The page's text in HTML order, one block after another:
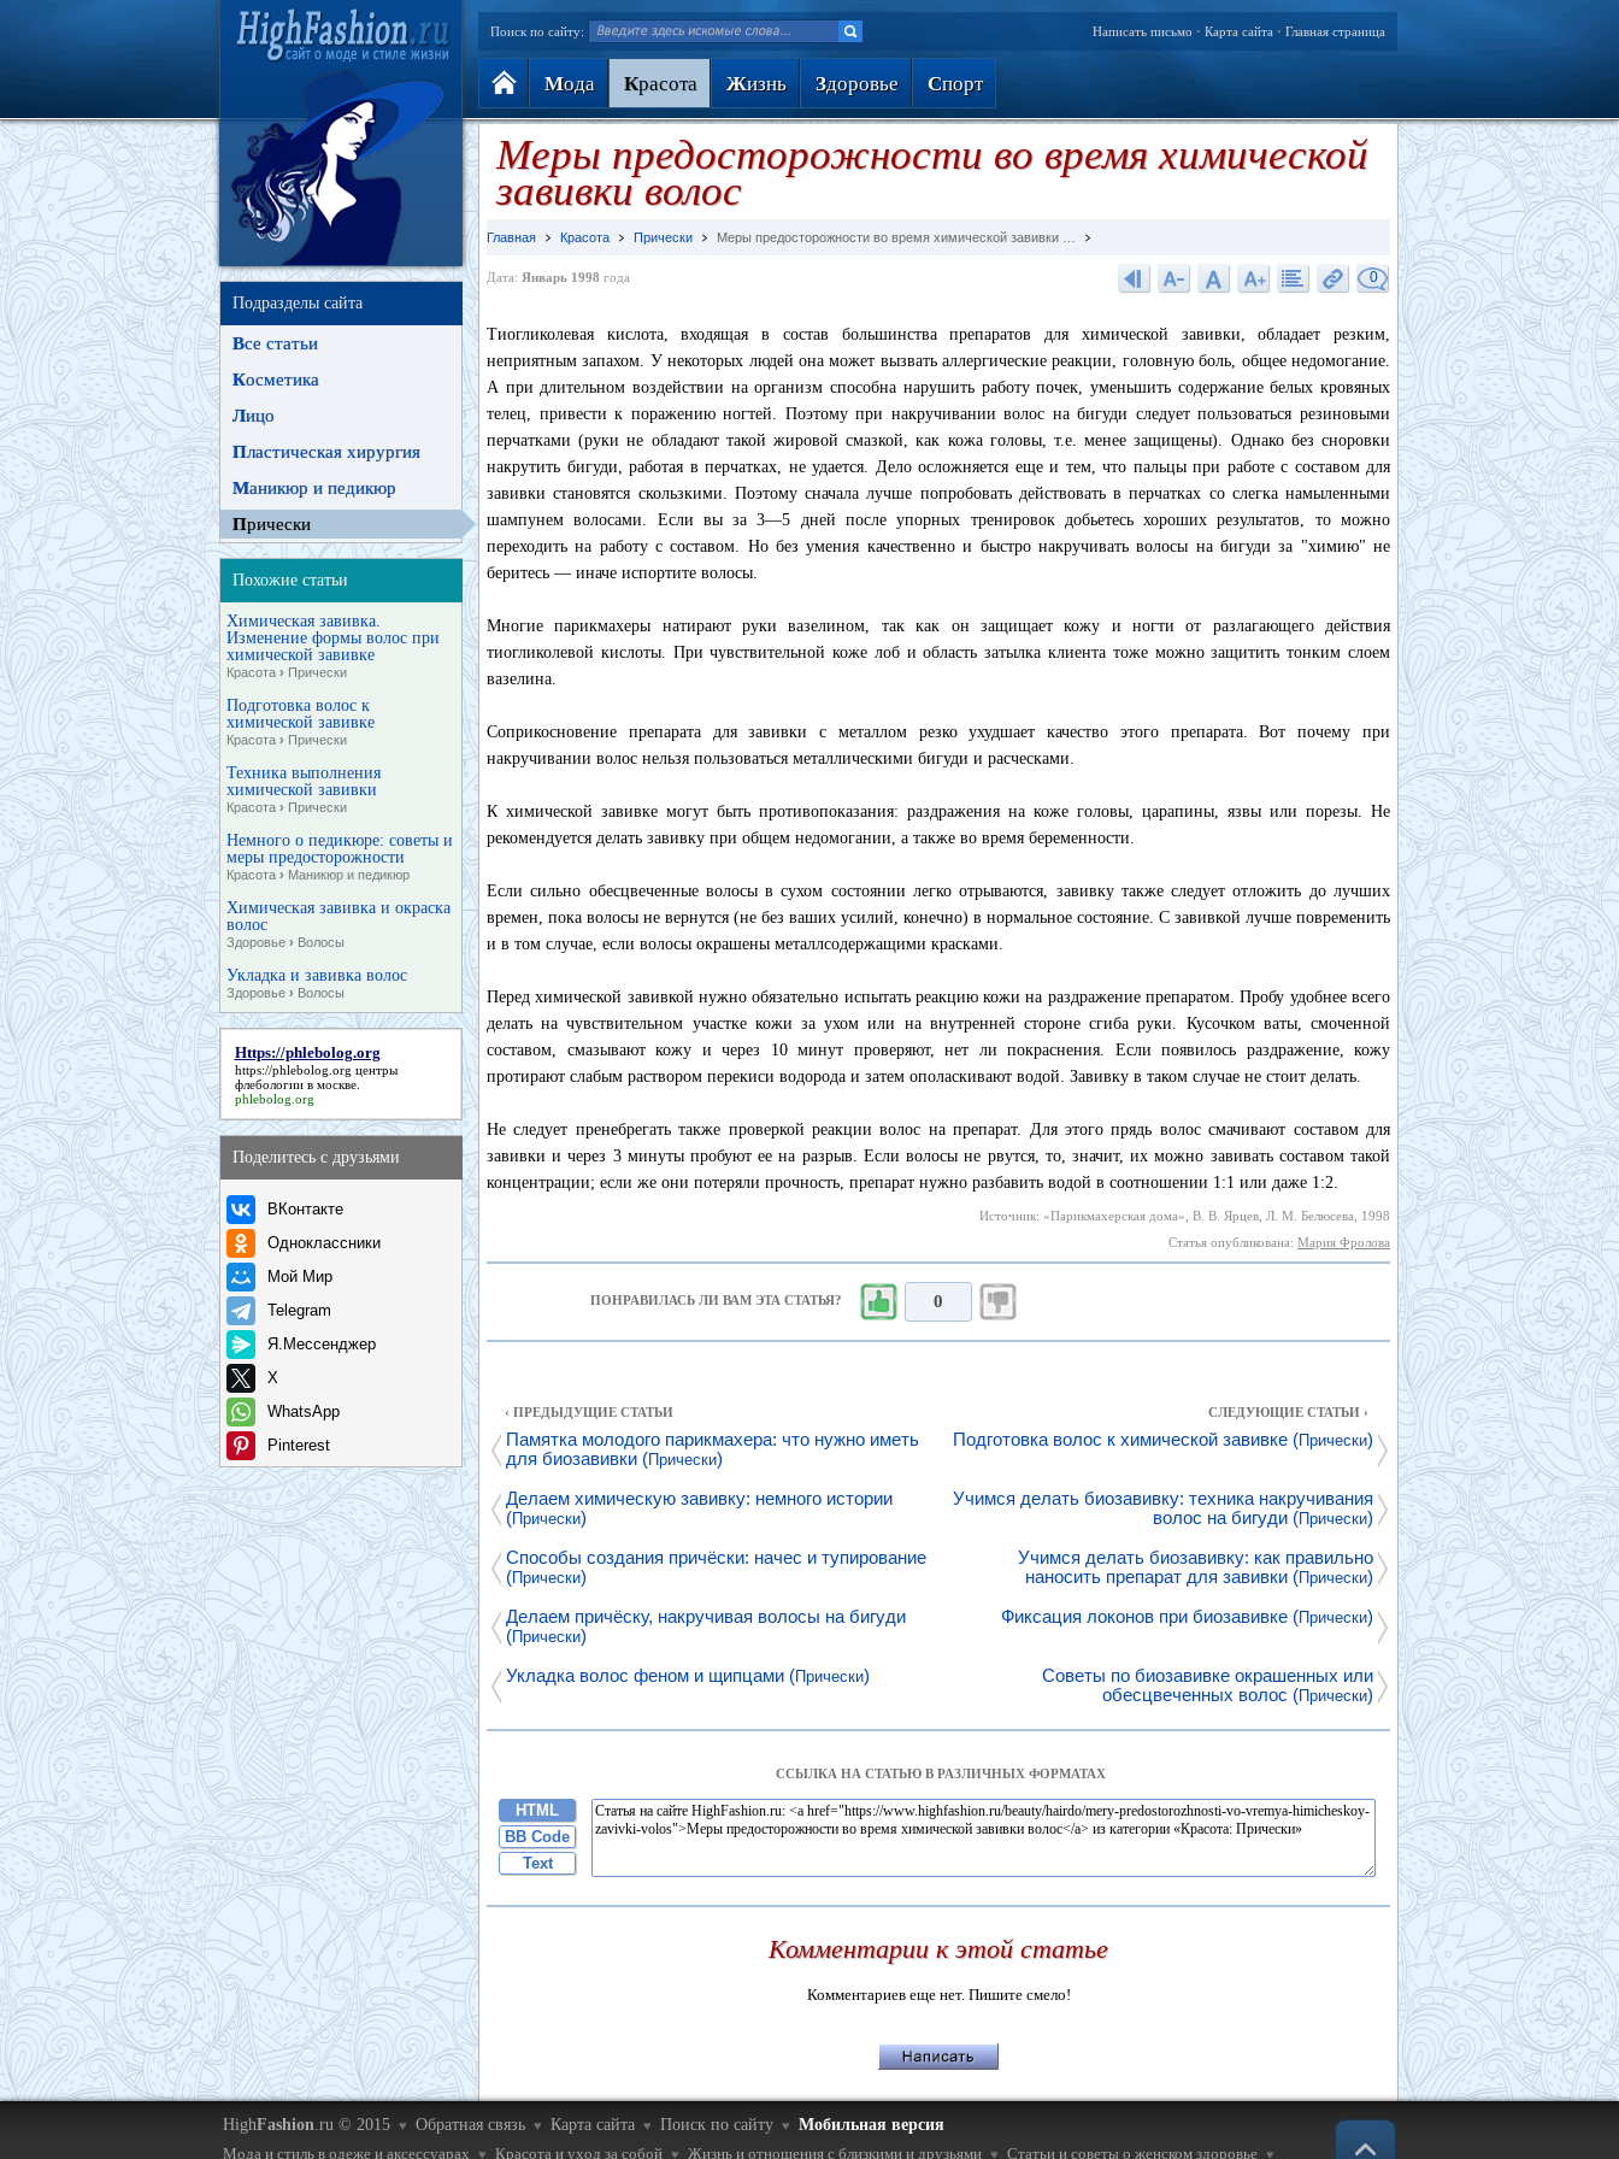
Поиск по сайту: Написать письмо • Карта сайта • Главная страница
Мода Красота Жизнь Здоровье Спорт
Подразделы сайта
Все статьи
Косметика
Лицо
Пластическая хирургия
Маникюр и педикюр
Прически
Похожие статьи
Химическая завивка.
Изменение формы волос при
химической завивке
Красота › Прически
Подготовка волос к
химической завивке
Красота › Прически
Техника выполнения
химической завивки
Красота › Прически
Немного о педикюре: советы и
меры предосторожности
Красота › Маникюр и педикюр
Химическая завивка и окраска
волос
Здоровье › Волосы
Укладка и завивка волос
Здоровье › Волосы
Https://phlebolog.org
https://phlebolog.org центры
флебологии в москве.
phlebolog.org
Поделитесь с друзьями
ВКонтакте
Одноклассники
Мой Мир
Telegram
Я.Мессенджер
X
WhatsApp
Pinterest
Меры предосторожности во время химической
завивки волос
Главная Красота Прически Меры предосторожности во время химической завивки …
Дата: Январь 1998 года 0
Тиогликолевая кислота, входящая в состав большинства препаратов для химической завивки, обладает резким,
неприятным запахом. У некоторых людей она может вызвать аллергические реакции, головную боль, общее недомогание.
А при длительном воздействии на организм способна нарушить работу почек, уменьшить содержание белых кровяных
телец, привести к поражению ногтей. Поэтому при накручивании волос на бигуди следует пользоваться резиновыми
перчатками (руки не обладают такой жировой смазкой, как кожа головы, т.е. менее защищены). Однако без сноровки
накрутить бигуди, работая в перчатках, не удается. Дело осложняется еще и тем, что пальцы при работе с составом для
завивки становятся скользкими. Поэтому сначала лучше попробовать действовать в перчатках со слегка намыленными
шампунем волосами. Если вы за 3—5 дней после упорных тренировок добьетесь хороших результатов, то можно
переходить на работу с составом. Но без умения качественно и быстро накручивать волосы на бигуди за "химию" не
беритесь — иначе испортите волосы.
Многие парикмахеры натирают руки вазелином, так как он защищает кожу и ногти от разлагающего действия
тиогликолевой кислоты. При чувствительной коже лоб и область затылка клиента тоже можно защитить тонким слоем
вазелина.
Соприкосновение препарата для завивки с металлом резко ухудшает качество этого препарата. Вот почему при
накручивании волос нельзя пользоваться металлическими бигуди и расческами.
К химической завивке могут быть противопоказания: раздражения на коже головы, царапины, язвы или порезы. Не
рекомендуется делать завивку при общем недомогании, а также во время беременности.
Если сильно обесцвеченные волосы в сухом состоянии легко отрываются, завивку также следует отложить до лучших
времен, пока волосы не вернутся (не без ваших усилий, конечно) в нормальное состояние. С завивкой лучше повременить
и в том случае, если волосы окрашены металлсодержащими красками.
Перед химической завивкой нужно обязательно испытать реакцию кожи на раздражение препаратом. Пробу удобнее всего
делать на чувствительном участке кожи за ухом или на внутренней стороне сгиба руки. Кусочком ваты, смоченной
составом, смазывают кожу и через 10 минут проверяют, нет ли покраснения. Если появилось раздражение, кожу
протирают слабым раствором перекиси водорода и затем ополаскивают водой. Завивку в таком случае не стоит делать.
Не следует пренебрегать также проверкой реакции волос на препарат. Для этого прядь волос смачивают составом для
завивки и через 3 минуты пробуют ее на разрыв. Если волосы не рвутся, то, значит, их можно завивать составом такой
концентрации; если же они потеряли прочность, препарат нужно разбавить водой в соотношении 1:1 или даже 1:2.
Источник: «Парикмахерская дома», В. В. Ярцев, Л. М. Белюсева, 1998
Статья опубликована: Мария Фролова
ПОНРАВИЛАСЬ ЛИ ВАМ ЭТА СТАТЬЯ? 0
‹ ПРЕДЫДУЩИЕ СТАТЬИ
Памятка молодого парикмахера: что нужно иметь
для биозавивки ( Прически)
Делаем химическую завивку: немного истории
( Прически)
Способы создания причёски: начес и тупирование
( Прически)
Делаем причёску, накручивая волосы на бигуди
( Прически)
Укладка волос феном и щипцами ( Прически)
СЛЕДУЮЩИЕ СТАТЬИ ›
Подготовка волос к химической завивке ( Прически)
Учимся делать биозавивку: техника накручивания
волос на бигуди ( Прически)
Учимся делать биозавивку: как правильно
наносить препарат для завивки ( Прически)
Фиксация локонов при биозавивке ( Прически)
Советы по биозавивке окрашенных или
обесцвеченных волос ( Прически)
ССЫЛКА НА СТАТЬЮ В РАЗЛИЧНЫХ ФОРМАТАХ
HTML
BB Code
Text
Комментарии к этой статье
Комментариев еще нет. Пишите смело!
HighFashion.ru © 2015 ♥ Обратная связь ♥ Карта сайта ♥ Поиск по сайту ♥
Мобильная версия
Мода и стиль в одеже и аксессуарах
♥ Красота и уход за собой ♥ Жизнь и отношения с близкими и друзьями ♥ Статьи и советы о женском здоровье ♥